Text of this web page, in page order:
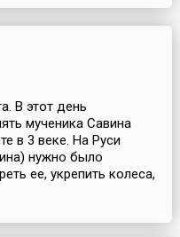
В этот день
мученика Савина
в 3 веке. На Руси
нужно было
ее, укрепить колеса,